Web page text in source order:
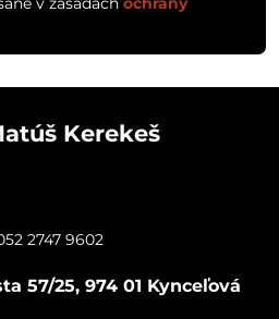
Kerekeš
2747 9602
57/25, 974 01 Kynceľová